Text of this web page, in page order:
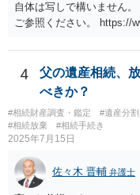
自体は写しで構いません
ご参照ください。 https://
4
父の遺産相続、
べきか？
#相続財産調査・鑑定 #遺産分割
#相続放棄
#相続手続き
2025年7月15日
佐々木 晋輔 弁護士